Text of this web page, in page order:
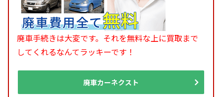
廃車手続きは大変です。それを無料な上に買取まで
してくれるなんてラッキーです！
廃車カーネクスト